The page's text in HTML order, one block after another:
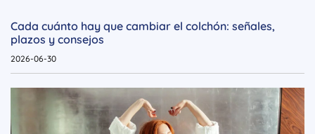
Cada cuánto hay que cambiar el colchón: señales,
plazos y consejos
2026-06-30